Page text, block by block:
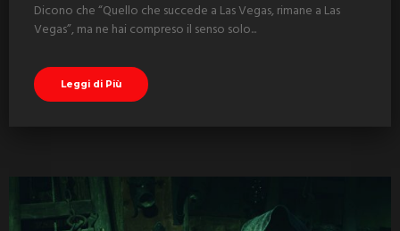
Dicono che “Quello che succede a Las Vegas, rimane a Las
Vegas”, ma ne hai compreso il senso solo...
Leggi di Più